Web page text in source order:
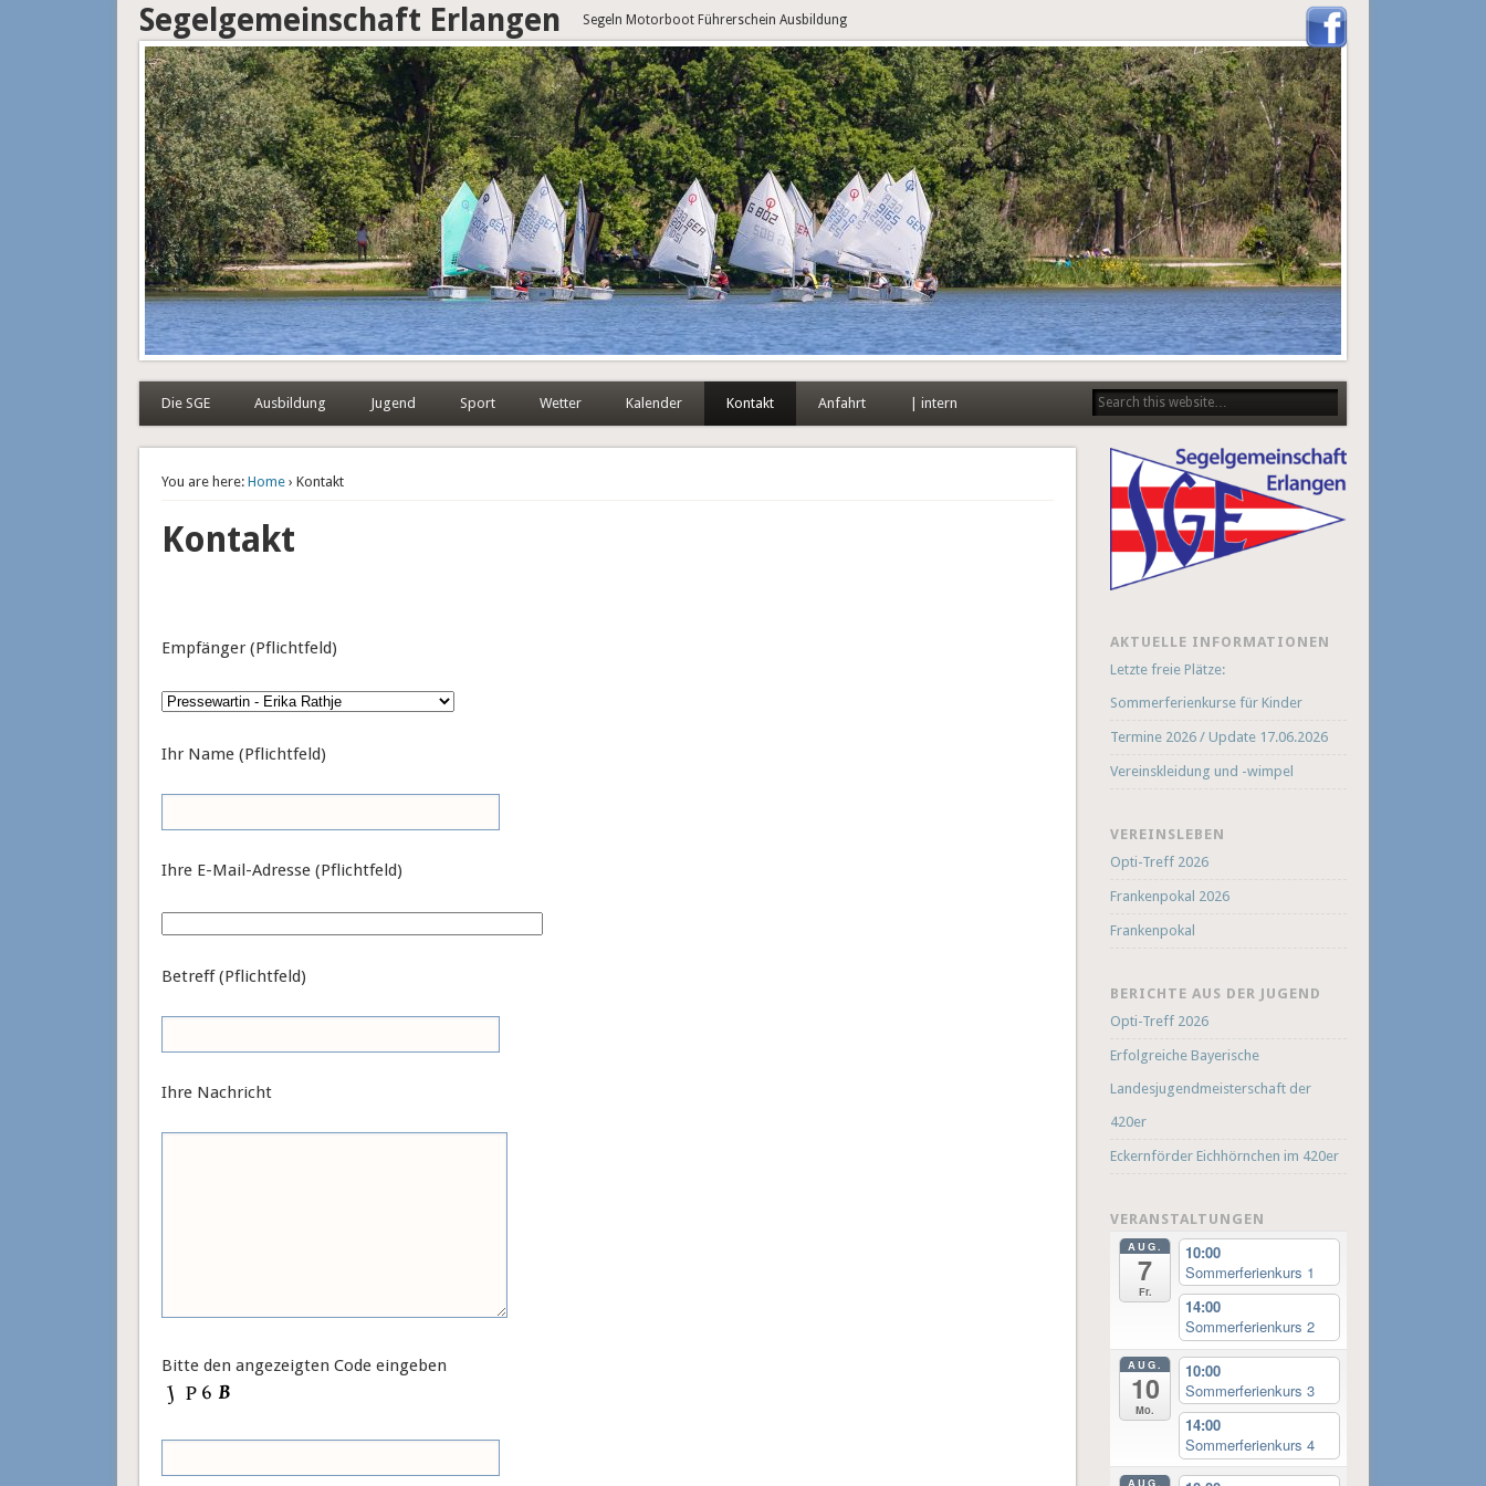
Segelgemeinschaft Erlangen Segeln Motorboot Führerschein Ausbildung
Die SGE Ausbildung Jugend Sport Wetter Kalender Kontakt Anfahrt | intern
You are here: Home› Kontakt
Kontakt
Empfänger (Pflichtfeld)
Ihr Name (Pflichtfeld)
Ihre E-Mail-Adresse (Pflichtfeld)
Betreff (Pflichtfeld)
Ihre Nachricht
Bitte den angezeigten Code eingeben
AKTUELLE INFORMATIONEN
Letzte freie Plätze:
Sommerferienkurse für Kinder
Termine 2026 / Update 17.06.2026
Vereinskleidung und -wimpel
VEREINSLEBEN
Opti-Treff 2026
Frankenpokal 2026
Frankenpokal
BERICHTE AUS DER JUGEND
Opti-Treff 2026
Erfolgreiche Bayerische
Landesjugendmeisterschaft der
420er
Eckernförder Eichhörnchen im 420er
VERANSTALTUNGEN
AUG.
7
Fr.
10:00
Sommerferienkurs 1
14:00
Sommerferienkurs 2
AUG.
10
Mo.
10:00
Sommerferienkurs 3
14:00
Sommerferienkurs 4
AUG.